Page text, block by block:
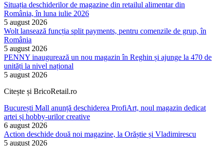
Situația deschiderilor de magazine din retailul alimentar din
România, în luna iulie 2026
5 august 2026
Wolt lansează funcția split payments, pentru comenzile de grup, în
România
5 august 2026
PENNY inaugurează un nou magazin în Reghin și ajunge la 470 de
unități la nivel național
5 august 2026
Citește și BricoRetail.ro
București Mall anunță deschiderea ProfiArt, noul magazin dedicat
artei și hobby-urilor creative
6 august 2026
Action deschide două noi magazine, la Orăștie și Vladimirescu
5 august 2026